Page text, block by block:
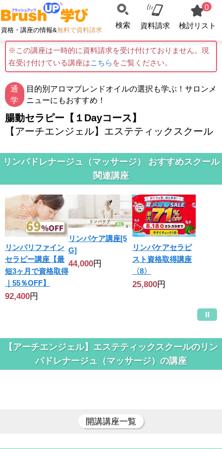
資格・講座の情報&無料で資料請求
検索 資料請求
0
検討リスト
※この講座は一時的に資料請求を受け付けておりません。現
在受け付けている講座はこちら をご覧ください。
通
学
目的別アロマブレンドオイルの選択も学ぶ！サロンメ
ニューにもおすすめ！
腸動セラピー【１Dayコース】
【アーチエンジェル】エステティックスクール
リンパドレナージュ（マッサージ） おすすめスクール
関連講座
リンパリファイン
セラピー講座【最
短3ヶ月で資格取得
｜55％OFF】
92,400円
リンパケア講座[5
G]
44,000円
リンパケアセラピ
スト資格取得講座
〈8〉
25,800円
【アーチエンジェル】エステティックスクールのリン
パドレナージュ（マッサージ）の講座
開講講座一覧